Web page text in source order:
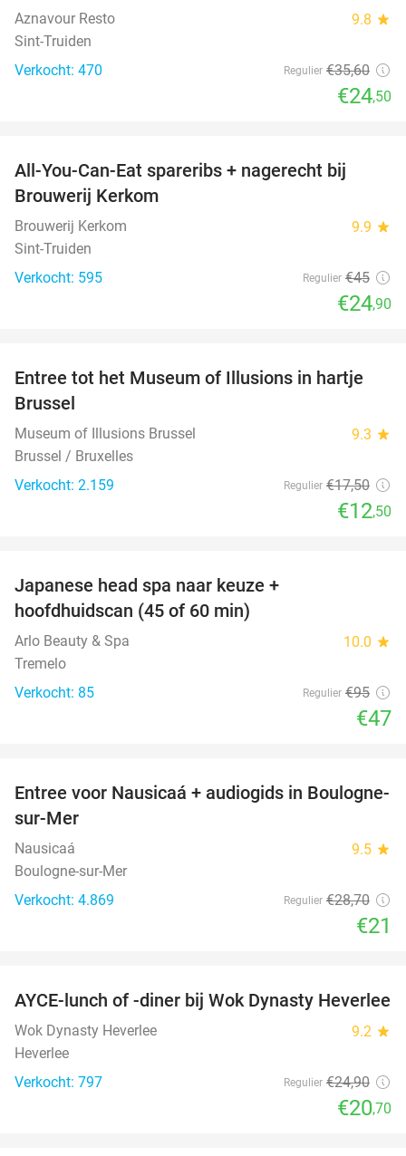
Aznavour Resto 9.8 star
Sint-Truiden
Verkocht: 470
Regulier €35,60
€24,50
All-You-Can-Eat spareribs + nagerecht bij
Brouwerij Kerkom
Brouwerij Kerkom 9.9 star
Sint-Truiden
Verkocht: 595
Regulier €45
€24,90
29%
Entree tot het Museum of Illusions in hartje
Brussel
Museum of Illusions Brussel 9.3 star
Brussel / Bruxelles
Verkocht: 2.159
Regulier €17,50
€12,50
Japanese head spa naar keuze +
hoofdhuidscan (45 of 60 min)
Arlo Beauty & Spa 10.0 star
Tremelo
Verkocht: 85
Regulier €95
€47
27%
Entree voor Nausicaá + audiogids in Boulogne-
sur-Mer
Nausicaá 9.5 star
Boulogne-sur-Mer
Verkocht: 4.869
Regulier €28,70
€21
17%
AYCE-lunch of -diner bij Wok Dynasty Heverlee
Wok Dynasty Heverlee 9.2 star
Heverlee
Verkocht: 797
Regulier €24,90
€20,70